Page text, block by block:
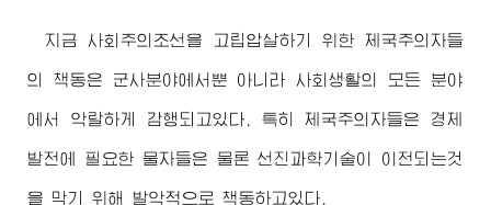
지금 사회주의조선을 고립압살하기 위한 제국주의자들
의 책동은 군사분야에서뿐 아니라 사회생활의 모든 분야
에서 악랄하게 감행되고있다. 특히 제국주의자들은 경제
발전에 필요한 물자들은 물론 선진과학기술이 이전되는것
을 막기 위해 발악적으로 책동하고있다.